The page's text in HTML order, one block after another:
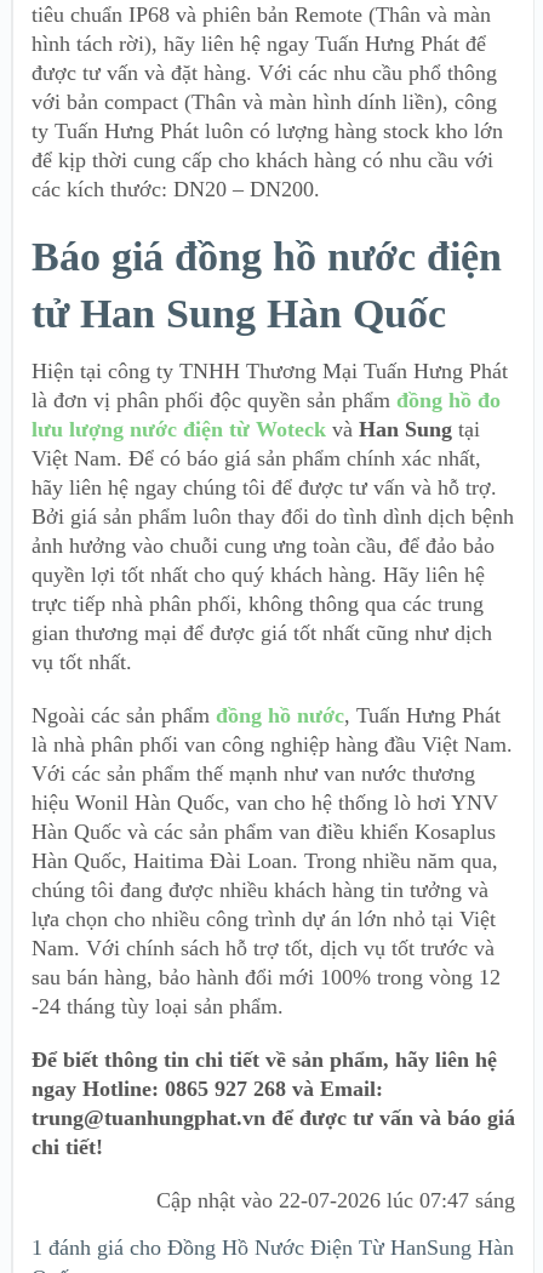
tiêu chuẩn IP68 và phiên bản Remote (Thân và màn
hình tách rời), hãy liên hệ ngay Tuấn Hưng Phát để
được tư vấn và đặt hàng. Với các nhu cầu phổ thông
với bản compact (Thân và màn hình dính liền), công
ty Tuấn Hưng Phát luôn có lượng hàng stock kho lớn
để kịp thời cung cấp cho khách hàng có nhu cầu với
các kích thước: DN20 – DN200.
Báo giá đồng hồ nước điện
tử Han Sung Hàn Quốc
Hiện tại công ty TNHH Thương Mại Tuấn Hưng Phát
là đơn vị phân phối độc quyền sản phẩm đồng hồ đo
lưu lượng nước điện từ Woteck và Han Sung tại
Việt Nam. Để có báo giá sản phẩm chính xác nhất,
hãy liên hệ ngay chúng tôi để được tư vấn và hỗ trợ.
Bởi giá sản phẩm luôn thay đổi do tình dình dịch bệnh
ảnh hưởng vào chuỗi cung ưng toàn cầu, để đảo bảo
quyền lợi tốt nhất cho quý khách hàng. Hãy liên hệ
trực tiếp nhà phân phối, không thông qua các trung
gian thương mại để được giá tốt nhất cũng như dịch
vụ tốt nhất.
Ngoài các sản phẩm đồng hồ nước, Tuấn Hưng Phát
là nhà phân phối van công nghiệp hàng đầu Việt Nam.
Với các sản phẩm thế mạnh như van nước thương
hiệu Wonil Hàn Quốc, van cho hệ thống lò hơi YNV
Hàn Quốc và các sản phẩm van điều khiển Kosaplus
Hàn Quốc, Haitima Đài Loan. Trong nhiều năm qua,
chúng tôi đang được nhiều khách hàng tin tưởng và
lựa chọn cho nhiều công trình dự án lớn nhỏ tại Việt
Nam. Với chính sách hỗ trợ tốt, dịch vụ tốt trước và
sau bán hàng, bảo hành đổi mới 100% trong vòng 12
-24 tháng tùy loại sản phẩm.
Để biết thông tin chi tiết về sản phẩm, hãy liên hệ
ngay Hotline: 0865 927 268 và Email:
trung@tuanhungphat.vn để được tư vấn và báo giá
chi tiết!
Cập nhật vào 22-07-2026 lúc 07:47 sáng
1 đánh giá cho Đồng Hồ Nước Điện Từ HanSung Hàn